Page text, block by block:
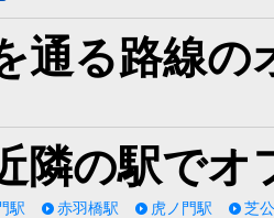
通る路線の
隣の駅でオ
駅 赤羽橋駅 虎ノ門駅
芝